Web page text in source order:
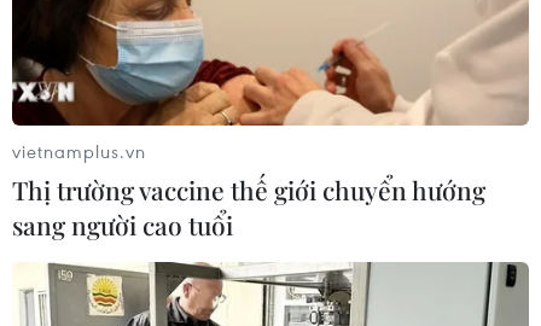
vietnamplus.vn
Thị trường vaccine thế giới chuyển hướng
sang người cao tuổi